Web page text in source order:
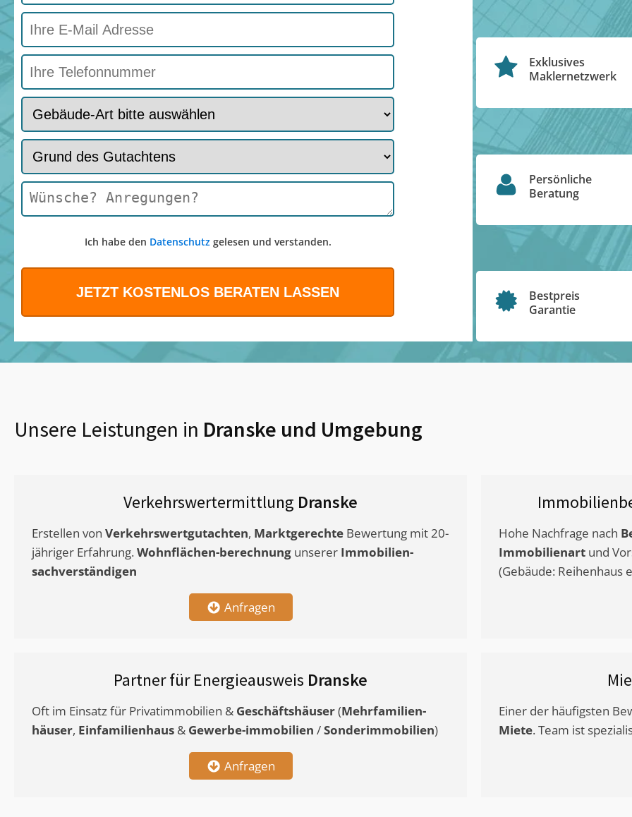
Ich habe den Datenschutzgelesen und verstanden.
Exklusives
Maklernetzwerk
Persönliche
Beratung
Bestpreis
Garantie
Unsere Leistungen in Dranske und Umgebung
Verkehrswertermittlung Dranske
Erstellen von Verkehrswertgutachten, Marktgerechte Bewertung mit 20-
jähriger Erfahrung. Wohnflächen-berechnung unserer Immobilien-
sachverständigen
Anfragen
Hohe Nachfrage nach
Immobilienart und
(Gebäude: Reihenhaus
Partner für Energieausweis Dranske
Oft im Einsatz für Privatimmobilien & Geschäftshäuser(Mehrfamilien-
häuser, Einfamilienhaus & Gewerbe-immobilien /Sonderimmobilien)
Anfragen
Einer der häufigsten
Miete. Team ist